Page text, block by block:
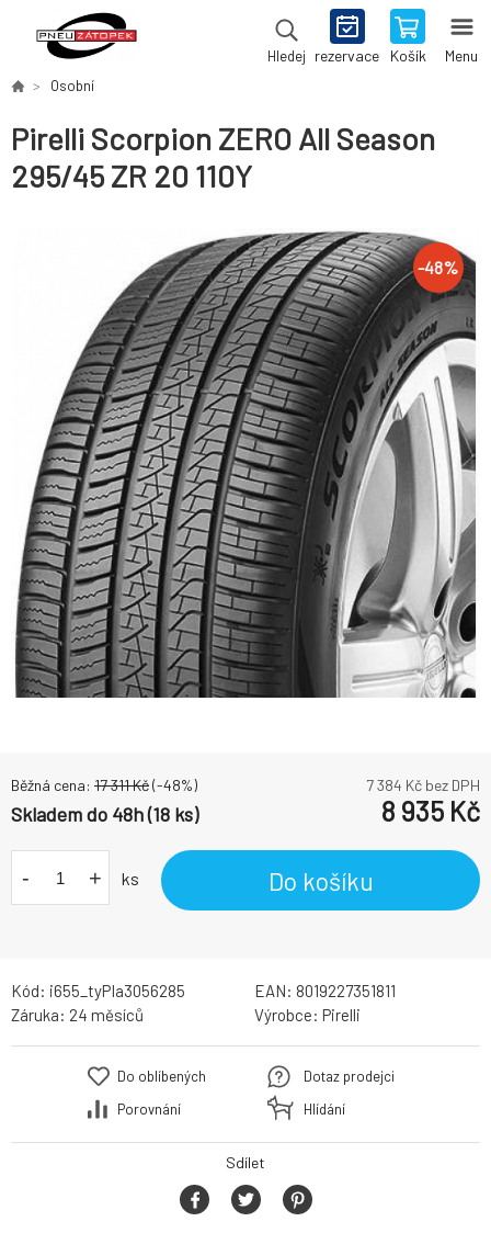
Hledej rezervace Košík Menu
Osobní
Pirelli Scorpion ZERO All Season
295/45 ZR 20 110Y
-48%
Běžná cena: 17 311Kč(-48%) 7 384 Kč bez DPH
Skladem do 48h (18 ks) 8 935 Kč
- + ks Do košíku
Kód: i655_tyPIa3056285 EAN: 8019227351811
Záruka: 24 měsíců Výrobce: Pirelli
Do oblíbených
Porovnání
Dotaz prodejci
Hlídání
Sdílet